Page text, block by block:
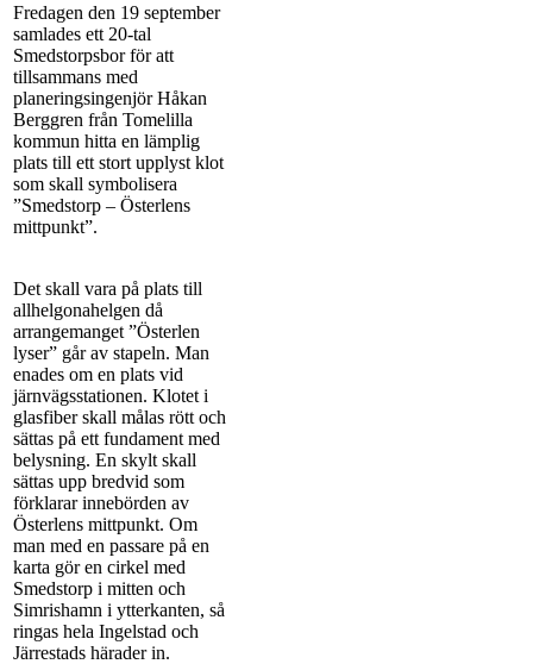
Fredagen den 19 september
samlades ett 20-tal
Smedstorpsbor för att
tillsammans med
planeringsingenjör Håkan
Berggren från Tomelilla
kommun hitta en lämplig
plats till ett stort upplyst klot
som skall symbolisera
”Smedstorp – Österlens
mittpunkt”.
Det skall vara på plats till
allhelgonahelgen då
arrangemanget ”Österlen
lyser” går av stapeln. Man
enades om en plats vid
järnvägsstationen. Klotet i
glasfiber skall målas rött och
sättas på ett fundament med
belysning. En skylt skall
sättas upp bredvid som
förklarar innebörden av
Österlens mittpunkt. Om
man med en passare på en
karta gör en cirkel med
Smedstorp i mitten och
Simrishamn i ytterkanten, så
ringas hela Ingelstad och
Järrestads härader in.